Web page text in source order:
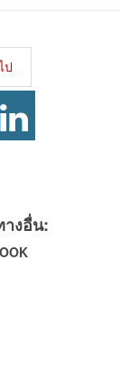
ป
งอื่น: